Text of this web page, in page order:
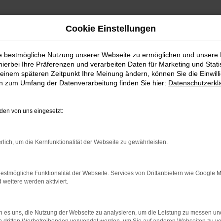
kaufen mit
– perfekt
doch mal einen Mercedes-Benz
du hier in einen Fast-Neuwagen. Mercedes-Benz
handelt, wenngleich meist nur wenige
schon sagt – zum Zweck der Präsentation und um
werden die Mercedes-Benz Vorführwagen dann
damit in den Verkauf. Natürlich liefern wir jeden
Cookie Einstellungen
bestmögliche Nutzung unserer Webseite zu ermöglichen und unsere
Ihre Präferenzen und verarbeiten Daten für Marketing und
späteren Zeitpunkt Ihre Meinung ändern, können Sie die
zum Umfang der Datenverarbeitung finden Sie hier:
von uns eingesetzt:
um die Kernfunktionalität der Webseite zu gewährleisten.
Funktionalität der Webseite. Services von Drittanbietern wie Google
weitere werden aktiviert.
es uns, die Nutzung der Webseite zu analysieren, um die Leistung zu messen